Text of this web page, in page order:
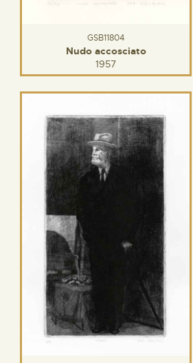
GSB11804
Nudo accosciato
1957